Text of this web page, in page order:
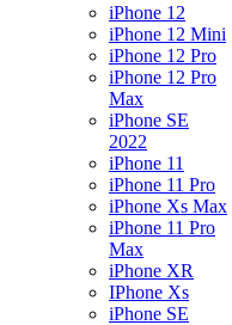
iPhone 12
iPhone 12 Mini
iPhone 12 Pro
iPhone 12 Pro
Max
iPhone SE
2022
iPhone 11
iPhone 11 Pro
iPhone Xs Max
iPhone 11 Pro
Max
iPhone XR
IPhone Xs
iPhone SE